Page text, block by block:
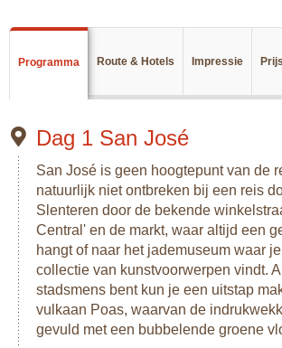
Een van de bekendste natuurgebieden
stranden waar je volop van de prachtige
noorden van San José. Hier zal je
vogels, leguanen, apen en zelfs jaguars en
tegenkomen. In Tortuguero NP kun je
tijdens nachtwandelingen. Het is een
ervaring om deze dieren hun nest te zien
strand!
Costa Rica staat ook bekend om haar
daar zal het tijdens deze reis ook niet aan
aan de Pacific als aan de Caribische zijde
fenomenaal! Je eindigt deze reis in
heerlijk kunt ontspannen aan het blauwe
Programma Route & Hotels Impressie Prijs
Dag 1 San José
San José is geen hoogtepunt van de
natuurlijk niet ontbreken bij een reis
Slenteren door de bekende
Central' en de markt, waar altijd een
hangt of naar het jademuseum waar
collectie van kunstvoorwerpen vindt.
stadsmens bent kun je een uitstap
vulkaan Poas, waarvan de
gevuld met een bubbelende groene